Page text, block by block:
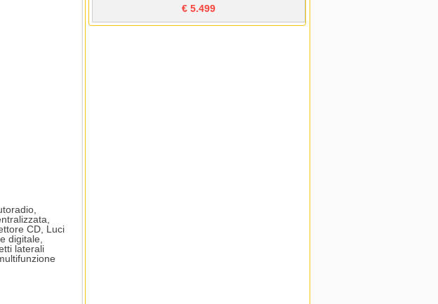
CD, Luci
digitale,
laterali
€ 5.499